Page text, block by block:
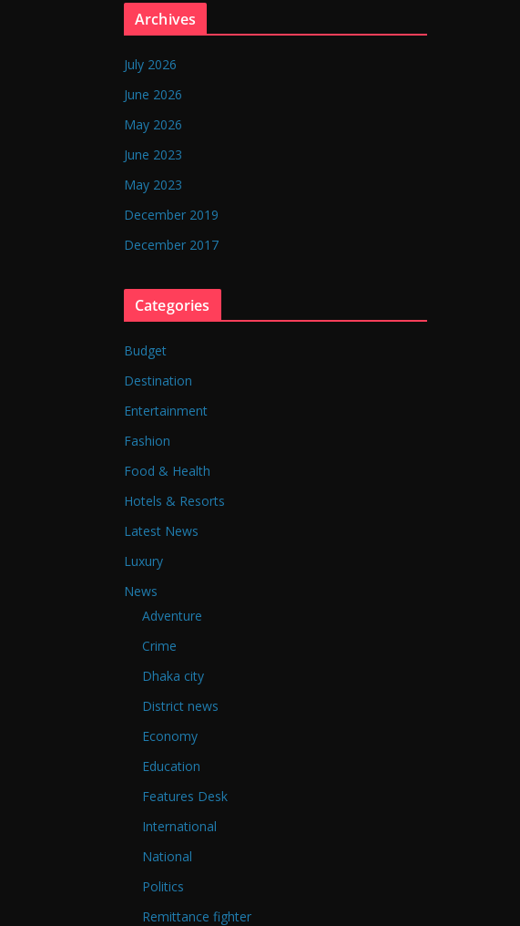
Archives
July 2026
June 2026
May 2026
June 2023
May 2023
December 2019
December 2017
Categories
Budget
Destination
Entertainment
Fashion
Food & Health
Hotels & Resorts
Latest News
Luxury
News
Adventure
Crime
Dhaka city
District news
Economy
Education
Features Desk
International
National
Politics
Remittance fighter